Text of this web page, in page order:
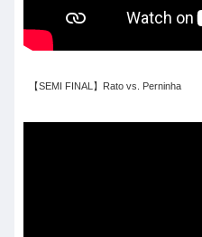
【SEMI FINAL】Rato vs. Perninha